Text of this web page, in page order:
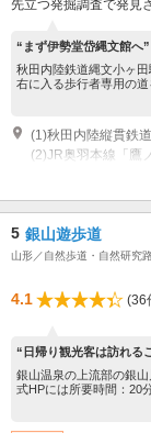
先立つ発掘調査で発見
“まず伊勢堂岱縄文館へ”
秋田内陸鉄道縄文小ヶ
右に入る歩行者専用の道
(1)秋田内陸縦貫鉄
(2)JR奥羽本線「鷹
開館時間：9:00～
から１月３日まで
5 銀山遊歩道
山形／自然歩道・自然研究
4.1 (36
“日帰り観光客は訪れる
銀山温泉の上流部の銀
式HPには所要時間：20